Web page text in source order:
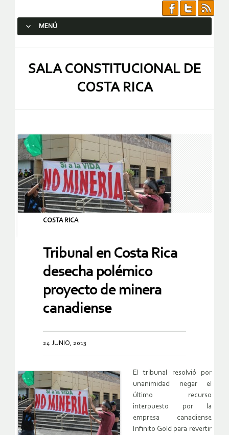
MENÚ
SALA CONSTITUCIONAL DE
COSTA RICA
COSTA RICA
Tribunal en Costa Rica
desecha polémico
proyecto de minera
canadiense
24 JUNIO, 2013
El tribunal resolvió por
unanimidad negar el
último recurso
interpuesto por la
empresa canadiense
Infinito Gold para revertir